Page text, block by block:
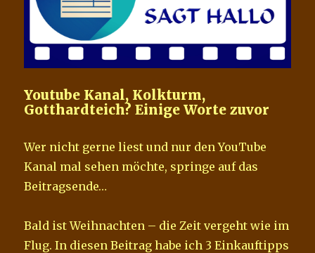
Youtube Kanal, Kolkturm,
Gotthardteich? Einige Worte zuvor
Wer nicht gerne liest und nur den YouTube
Kanal mal sehen möchte, springe auf das
Beitragsende…
Bald ist Weihnachten – die Zeit vergeht wie im
Flug. In diesen Beitrag habe ich 3 Einkauftipps